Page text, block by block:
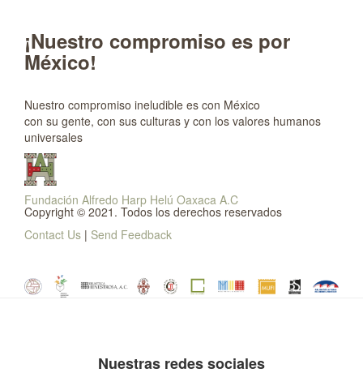
¡Nuestro compromiso es por
México!
Nuestro compromiso ineludible es con México
con su gente, con sus culturas y con los valores humanos
universales
Fundación Alfredo Harp Helú Oaxaca A.C
Copyright © 2021. Todos los derechos reservados
Contact Us | Send Feedback
Nuestras redes sociales